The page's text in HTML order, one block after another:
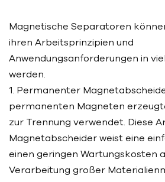
Magnetische Separatoren
ihren Arbeitsprinzipien und
Anwendungsanforderungen in
werden.
1. Permanenter
permanenten Magneten
zur Trennung verwendet. Diese
Magnetabscheider weist eine
einen geringen Wartungskosten
Verarbeitung großer